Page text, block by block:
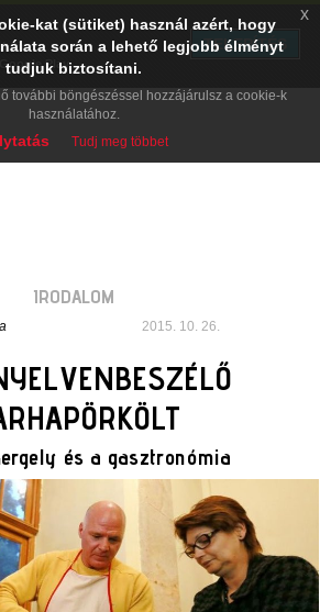
IRODALOM
2015. 10. 26.
és a gasztronómia
kat (sütiket) használ azért, hogy
során a lehető legjobb élményt
tudjuk biztosítani.
további böngészéssel hozzájárulsz a cookie-k
használatához.
Tudj meg többet
x
Play
TELEPÍTÉS